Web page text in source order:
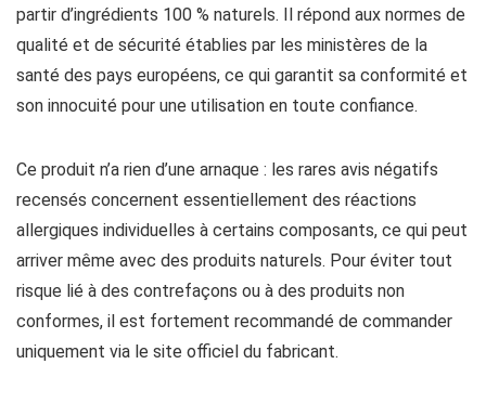
partir d’ingrédients 100 % naturels. Il répond aux normes de
qualité et de sécurité établies par les ministères de la
santé des pays européens, ce qui garantit sa conformité et
son innocuité pour une utilisation en toute confiance.
Ce produit n’a rien d’une arnaque : les rares avis négatifs
recensés concernent essentiellement des réactions
allergiques individuelles à certains composants, ce qui peut
arriver même avec des produits naturels. Pour éviter tout
risque lié à des contrefaçons ou à des produits non
conformes, il est fortement recommandé de commander
uniquement via le site officiel du fabricant.